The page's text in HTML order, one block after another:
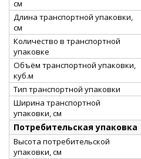
см
Длина транспортной упаковки,
см
Количество в транспортной
упаковке
Объём транспортной упаковки,
куб.м
Тип транспортной упаковки
Ширина транспортной
упаковки, см
Потребительская упаковка
Высота потребительской
упаковки, см